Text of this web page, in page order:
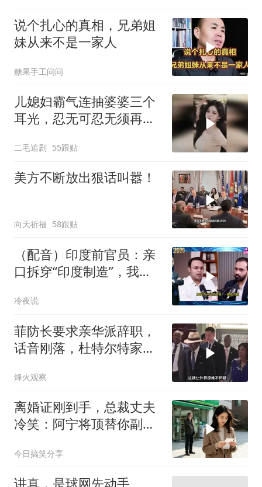
说个扎心的真相，兄弟姐
妹从来不是一家人
糖果手工问问
儿媳妇霸气连抽婆婆三个
耳光，忍无可忍无须再
二毛追剧 55跟贴
美方不断放出狠话叫嚣！
向天祈福 58跟贴
（配音）印度前官员：亲
口拆穿“印度制造”，我们
正的工业制造
冷夜说
菲防长要求亲华派辞职，
话音刚落，杜特尔特家族
烽火观察
离婚证刚到手，总裁丈夫
冷笑：阿宁将顶替你副总
今日搞笑分享
讲真，是球网先动手